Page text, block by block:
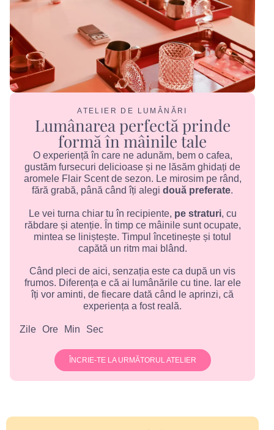
ATELIER DE LUMÂNĂRI
Lumânarea perfectă prinde
formă în mâinile tale
O experiență în care ne adunăm, bem o cafea,
gustăm fursecuri delicioase și ne lăsăm ghidați de
aromele Flair Scent de sezon. Le mirosim pe rând,
fără grabă, până când îți alegi două preferate.
Le vei turna chiar tu în recipiente, pe straturi, cu
răbdare și atenție. În timp ce mâinile sunt ocupate,
mintea se liniștește. Timpul încetinește și totul
capătă un ritm mai blând.
Când pleci de aici, senzația este ca după un vis
frumos. Diferența e că ai lumânările cu tine. Iar ele
îți vor aminti, de fiecare dată când le aprinzi, că
experiența a fost reală.
Zile Ore Min Sec
ÎNCRIE-TE LA URMĂTORUL ATELIER